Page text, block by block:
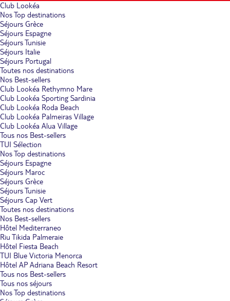
Club Lookéa
Nos Top destinations
Séjours Grèce
Séjours Espagne
Séjours Tunisie
Séjours Italie
Séjours Portugal
Toutes nos destinations
Nos Best-sellers
Club Lookéa Rethymno Mare
Club Lookéa Sporting Sardinia
Club Lookéa Roda Beach
Club Lookéa Palmeiras Village
Club Lookéa Alua Village
Tous nos Best-sellers
TUI Sélection
Nos Top destinations
Séjours Espagne
Séjours Maroc
Séjours Grèce
Séjours Tunisie
Séjours Cap Vert
Toutes nos destinations
Nos Best-sellers
Hôtel Mediterraneo
Riu Tikida Palmeraie
Hôtel Fiesta Beach
TUI Blue Victoria Menorca
Hôtel AP Adriana Beach Resort
Tous nos Best-sellers
Tous nos séjours
Nos Top destinations